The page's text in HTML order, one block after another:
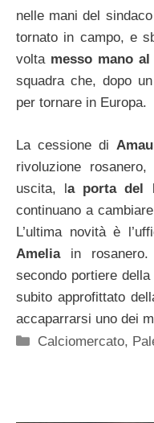
nelle mani del
tornato in campo, e
volta messo mano
squadra che, dopo
per tornare in Europa.
La cessione di
rivoluzione
uscita, la porta del
continuano a
L’ultima novità è
Amelia in
secondo portiere
subito approfittato
accaparrarsi uno dei
Categorie
Calciomercato,